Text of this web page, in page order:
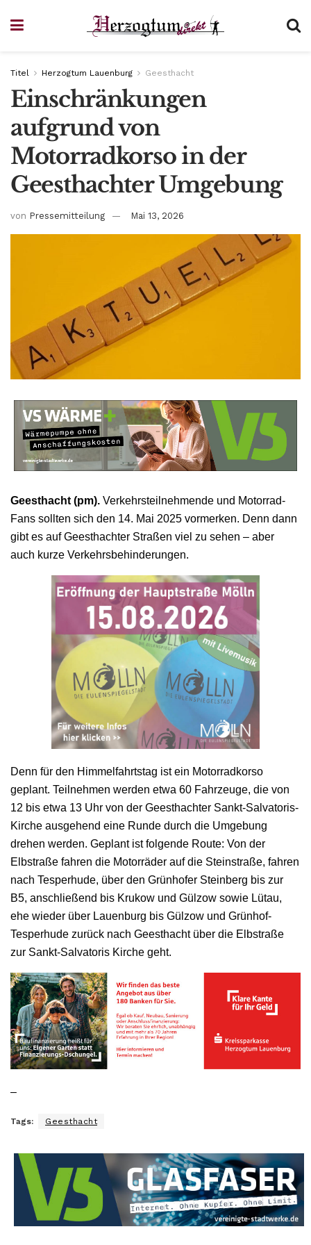
Titel Herzogtum Lauenburg Geesthacht
Einschränkungen
aufgrund von
Motorradkorso in der
Geesthachter Umgebung
von Pressemitteilung Mai 13, 2026
Geesthacht (pm). Verkehrsteilnehmende und Motorrad-
Fans sollten sich den 14. Mai 2025 vormerken. Denn dann
gibt es auf Geesthachter Straßen viel zu sehen – aber
auch kurze Verkehrsbehinderungen.
Denn für den Himmelfahrtstag ist ein Motorradkorso
geplant. Teilnehmen werden etwa 60 Fahrzeuge, die von
12 bis etwa 13 Uhr von der Geesthachter Sankt-Salvatoris-
Kirche ausgehend eine Runde durch die Umgebung
drehen werden. Geplant ist folgende Route: Von der
Elbstraße fahren die Motorräder auf die Steinstraße, fahren
nach Tesperhude, über den Grünhofer Steinberg bis zur
B5, anschließend bis Krukow und Gülzow sowie Lütau,
ehe wieder über Lauenburg bis Gülzow und Grünhof-
Tesperhude zurück nach Geesthacht über die Elbstraße
zur Sankt-Salvatoris Kirche geht.
–
Tags: Geesthacht